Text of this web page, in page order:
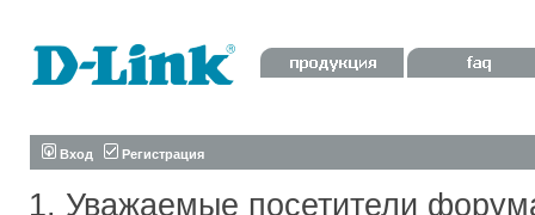
Вход Регистрация
Уважаемые посетители